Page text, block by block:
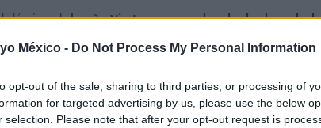
México - Do Not Process My Personal Information
opt-out of the sale, sharing to third parties, or processing of
for targeted advertising by us, please use the below
selection. Please note that after your opt-out request is
láminas delasaña.Vierte una capa de salsa bechamel y
de bechamel y una de espinacas. Repite la operación y
rallado.